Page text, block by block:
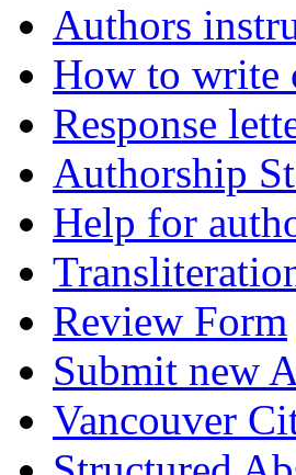
Authors
How to write
Response
Authorship
Help for
Review Form
Submit new
Vancouver